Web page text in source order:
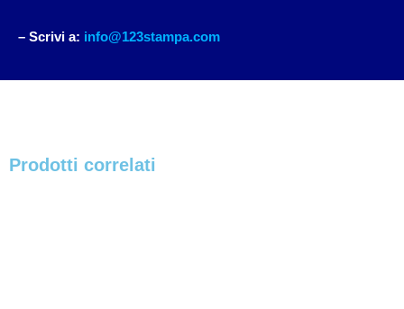
– Scrivi a: info@123stampa.com
Prodotti correlati